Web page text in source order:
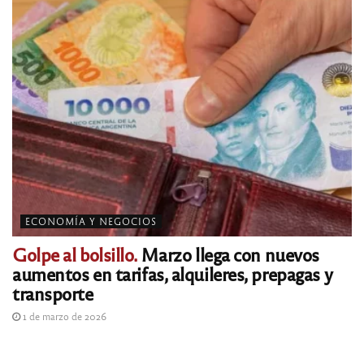
ECONOMÍA Y NEGOCIOS
Golpe al bolsillo.Marzo llega con nuevos
aumentos en tarifas, alquileres, prepagas y
transporte
1 de marzo de 2026